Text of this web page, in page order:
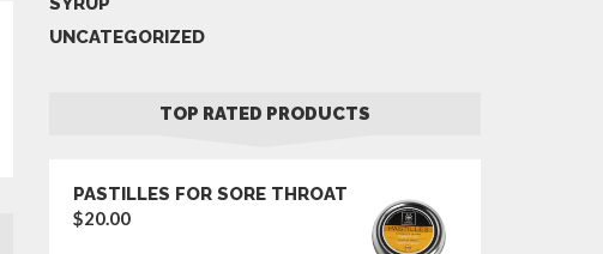
UNCATEGORIZED
TOP RATED PRODUCTS
PASTILLES FOR SORE THROAT
$20.00